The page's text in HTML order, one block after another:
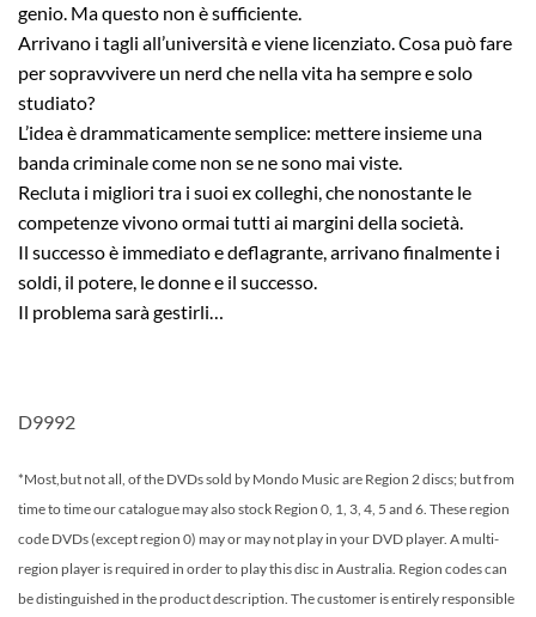
genio. Ma questo non è sufficiente.
Arrivano i tagli all’università e viene licenziato. Cosa può fare
per sopravvivere un nerd che nella vita ha sempre e solo
studiato?
L’idea è drammaticamente semplice: mettere insieme una
banda criminale come non se ne sono mai viste.
Recluta i migliori tra i suoi ex colleghi, che nonostante le
competenze vivono ormai tutti ai margini della società.
Il successo è immediato e deflagrante, arrivano finalmente i
soldi, il potere, le donne e il successo.
Il problema sarà gestirli…
D9992
*Most,but not all, of the DVDs sold by Mondo Music are Region 2 discs; but from
time to time our catalogue may also stock Region 0, 1, 3, 4, 5 and 6. These region
code DVDs (except region 0) may or may not play in your DVD player. A multi-
region player is required in order to play this disc in Australia. Region codes can
be distinguished in the product description. The customer is entirely responsible